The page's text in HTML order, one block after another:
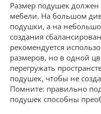
Размер подушек
мебели. На большом
подушки, а на
создания
рекомендуется
размеров, но в одной
перегружать
подушек, чтобы не
Помните: правильно
подушек способны